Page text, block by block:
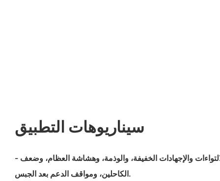
سيناريوهات التطبيق
- مثالي للاستخدام في حالات الالتواءات والإجهادات الخفيفة، والوذمة، وهشاشة العظام، وضعف
الكاحلين، ومواقف الدعم بعد الجبس.